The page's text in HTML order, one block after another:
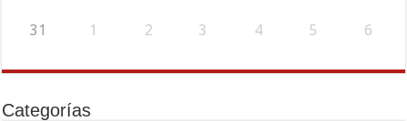
31 1 2 3 4 5 6
Categorías